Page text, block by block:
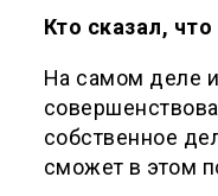
Кто сказал, что
На самом деле
собственное
сможет в этом